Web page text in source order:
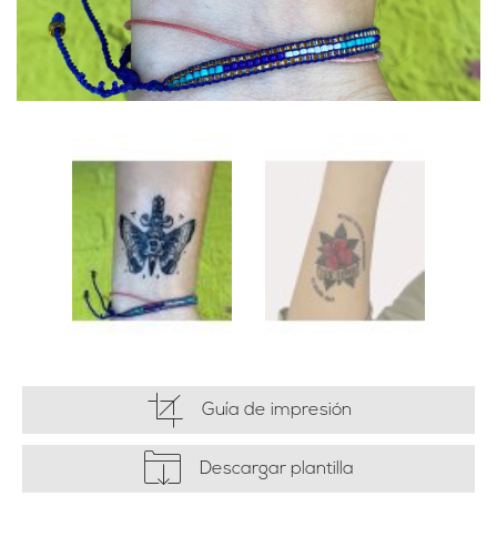
Guía de impresión
Descargar plantilla